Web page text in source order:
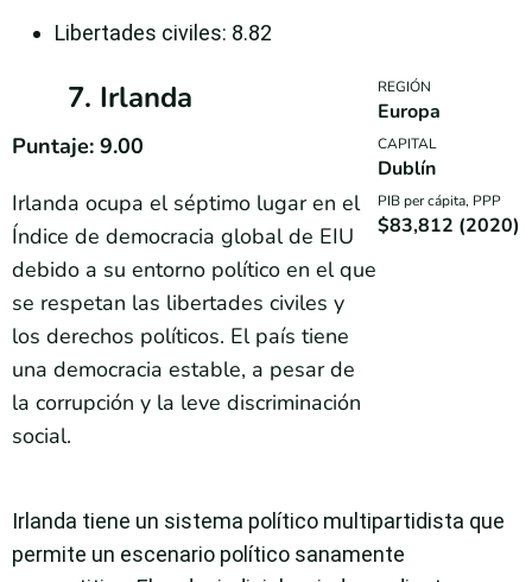
Libertades civiles: 8.82
7. Irlanda
Puntaje: 9.00
Irlanda ocupa el séptimo lugar en el
Índice de democracia global de EIU
debido a su entorno político en el que
se respetan las libertades civiles y
los derechos políticos. El país tiene
una democracia estable, a pesar de
la corrupción y la leve discriminación
social.
REGIÓN
Europa
CAPITAL
Dublín
PIB per cápita, PPP
$83,812 (2020)
Irlanda tiene un sistema político multipartidista que
permite un escenario político sanamente